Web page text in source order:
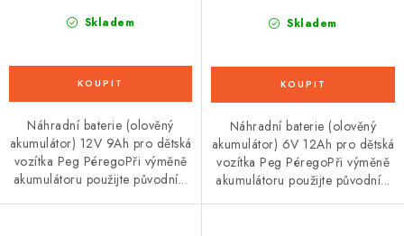
Skladem
Náhradní baterie (olověný
akumulátor) 12V 9Ah pro dětská
vozítka Peg PéregoPři výměně
akumulátoru použijte původní...
Skladem
Náhradní baterie (olověný
akumulátor) 6V 12Ah pro dětská
vozítka Peg PéregoPři výměně
akumulátoru použijte původní...